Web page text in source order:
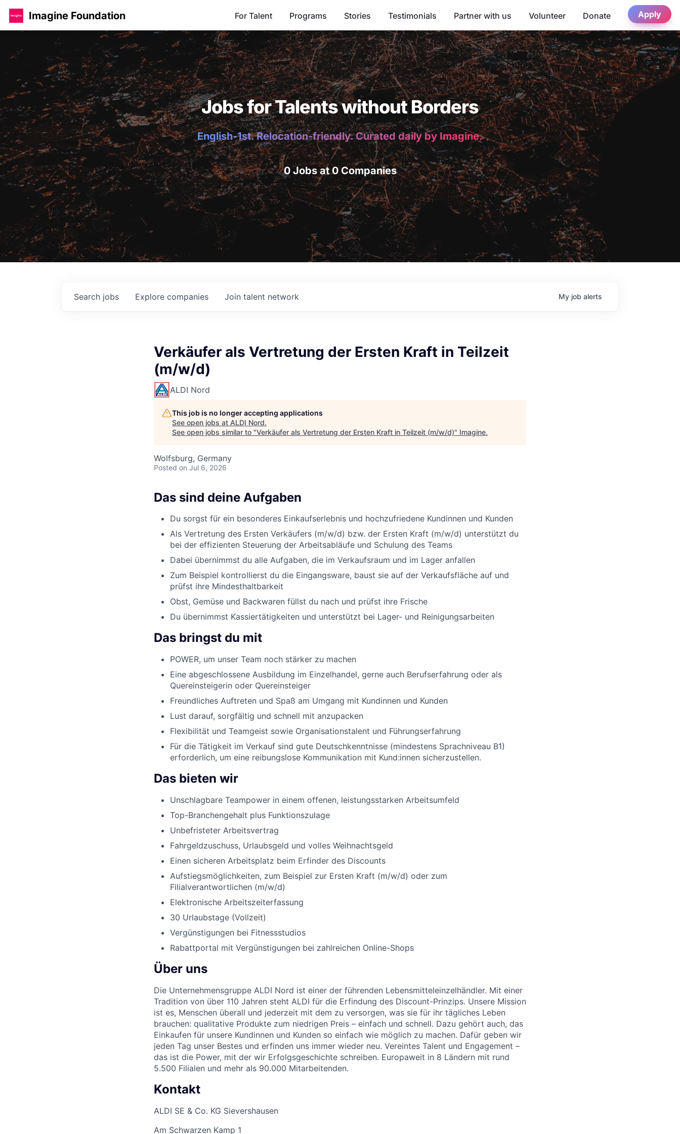
Imagine Foundation For Talent Programs Stories Testimonials Partner with us Volunteer Donate Apply
Jobs for Talents without Borders
English-1st. Relocation-friendly. Curated daily by Imagine.
0 Jobs at 0 Companies
Search jobs Explore companies Join talent network My job alerts
Verkäufer als Vertretung der Ersten Kraft in Teilzeit
(m/w/d)
ALDI Nord
This job is no longer accepting applications
See open jobs at ALDI Nord.
See open jobs similar to "Verkäufer als Vertretung der Ersten Kraft in Teilzeit (m/w/d)" Imagine.
Wolfsburg, Germany
Posted on Jul 6, 2026
Das sind deine Aufgaben
Du sorgst für ein besonderes Einkaufserlebnis und hochzufriedene Kundinnen und Kunden
Als Vertretung des Ersten Verkäufers (m/w/d) bzw. der Ersten Kraft (m/w/d) unterstützt du
bei der effizienten Steuerung der Arbeitsabläufe und Schulung des Teams
Dabei übernimmst du alle Aufgaben, die im Verkaufsraum und im Lager anfallen
Zum Beispiel kontrollierst du die Eingangsware, baust sie auf der Verkaufsfläche auf und
prüfst ihre Mindesthaltbarkeit
Obst, Gemüse und Backwaren füllst du nach und prüfst ihre Frische
Du übernimmst Kassiertätigkeiten und unterstützt bei Lager- und Reinigungsarbeiten
Das bringst du mit
POWER, um unser Team noch stärker zu machen
Eine abgeschlossene Ausbildung im Einzelhandel, gerne auch Berufserfahrung oder als
Quereinsteigerin oder Quereinsteiger
Freundliches Auftreten und Spaß am Umgang mit Kundinnen und Kunden
Lust darauf, sorgfältig und schnell mit anzupacken
Flexibilität und Teamgeist sowie Organisationstalent und Führungserfahrung
Für die Tätigkeit im Verkauf sind gute Deutschkenntnisse (mindestens Sprachniveau B1)
erforderlich, um eine reibungslose Kommunikation mit Kund:innen sicherzustellen.
Das bieten wir
Unschlagbare Teampower in einem offenen, leistungsstarken Arbeitsumfeld
Top-Branchengehalt plus Funktionszulage
Unbefristeter Arbeitsvertrag
Fahrgeldzuschuss, Urlaubsgeld und volles Weihnachtsgeld
Einen sicheren Arbeitsplatz beim Erfinder des Discounts
Aufstiegsmöglichkeiten, zum Beispiel zur Ersten Kraft (m/w/d) oder zum
Filialverantwortlichen (m/w/d)
Elektronische Arbeitszeiterfassung
30 Urlaubstage (Vollzeit)
Vergünstigungen bei Fitnessstudios
Rabattportal mit Vergünstigungen bei zahlreichen Online-Shops
Über uns
Die Unternehmensgruppe ALDI Nord ist einer der führenden Lebensmitteleinzelhändler. Mit einer
Tradition von über 110 Jahren steht ALDI für die Erfindung des Discount-Prinzips. Unsere Mission
ist es, Menschen überall und jederzeit mit dem zu versorgen, was sie für ihr tägliches Leben
brauchen: qualitative Produkte zum niedrigen Preis – einfach und schnell. Dazu gehört auch, das
Einkaufen für unsere Kundinnen und Kunden so einfach wie möglich zu machen. Dafür geben wir
jeden Tag unser Bestes und erfinden uns immer wieder neu. Vereintes Talent und Engagement –
das ist die Power, mit der wir Erfolgsgeschichte schreiben. Europaweit in 8 Ländern mit rund
5.500 Filialen und mehr als 90.000 Mitarbeitenden.
Kontakt
ALDI SE & Co. KG Sievershausen
Am Schwarzen Kamp 1